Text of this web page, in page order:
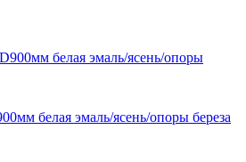
белая эмаль/ясень/опоры береза